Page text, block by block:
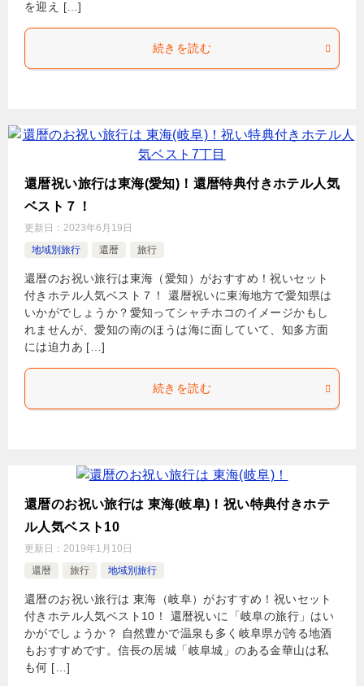
を迎え […]
続きを読む
還暦祝い旅行は東海(愛知)！還暦特典付きホテル人気
ベスト７！
更新日： 2023年6月19日
地域別旅行
還暦 旅行
還暦のお祝い旅行は東海（愛知）がおすすめ！祝いセット
付きホテル人気ベスト７！ 還暦祝いに東海地方で愛知県は
いかがでしょうか？愛知ってシャチホコのイメージかもし
れませんが、愛知の南のほうは海に面していて、知多方面
には迫力あ […]
続きを読む
還暦のお祝い旅行は 東海(岐阜)！祝い特典付きホテ
ル人気ベスト10
更新日： 2019年1月10日
還暦
旅行 地域別旅行
還暦のお祝い旅行は 東海（岐阜）がおすすめ！祝いセット
付きホテル人気ベスト10！ 還暦祝いに「岐阜の旅行」はい
かがでしょうか？ 自然豊かで温泉も多く岐阜県が誇る地酒
もおすすめです。信長の居城「岐阜城」のある金華山は私
も何 […]